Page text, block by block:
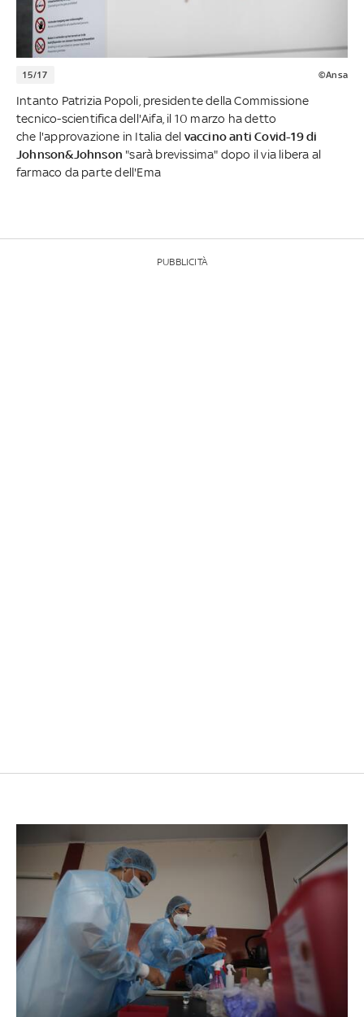
15/17 ©Ansa
Intanto Patrizia Popoli, presidente della Commissione
tecnico-scientifica dell'Aifa, il 10 marzo ha detto
che l'approvazione in Italia del vaccino anti Covid-19 di
Johnson&Johnson "sarà brevissima" dopo il via libera al
farmaco da parte dell'Ema
PUBBLICITÀ